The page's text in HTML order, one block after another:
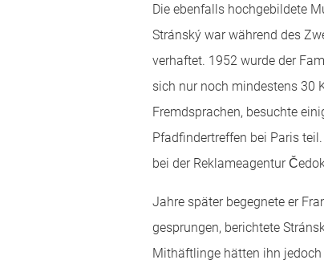
Die ebenfalls hochgebildete
Stránský war während des
verhaftet. 1952 wurde der
sich nur noch mindestens 30
Fremdsprachen, besuchte
Pfadfindertreffen bei Paris
bei der Reklameagentur
Jahre später begegnete er
gesprungen, berichtete
Mithäftlinge hätten ihn jedoch